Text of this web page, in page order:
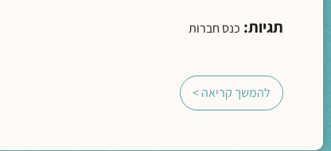
תגיות: כנס חברוּת
להמשך קריאה >